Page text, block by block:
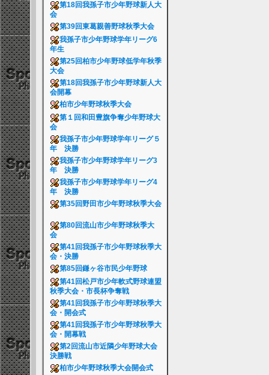
第18回我孫子市少年野球新人大
会
第39回東葛親善野球秋季大会
我孫子市少年野球学年リーグ6
年生
第25回柏市少年野球低学年秋季
大会
第18回我孫子市少年野球新人大
会開幕
柏市少年野球秋季大会
第１回和田豊旗争奪少年野球大
会
我孫子市少年野球学年リーグ５
年 決勝
我孫子市少年野球学年リーグ3
年 決勝
我孫子市少年野球学年リーグ4
年 決勝
第35回野田市少年野球秋季大会
第80回流山市少年野球秋季大
会
第41回我孫子市少年野球秋季大
会・決勝
第85回鎌ヶ谷市民少年野球
第41回松戸市少年軟式野球連盟
秋季大会・市長杯争奪戦
第41回我孫子市少年野球秋季大
会・開会式
第41回我孫子市少年野球秋季大
会・開幕戦
第2回流山市近隣少年野球大会
決勝戦
柏市少年野球秋季大会開会式